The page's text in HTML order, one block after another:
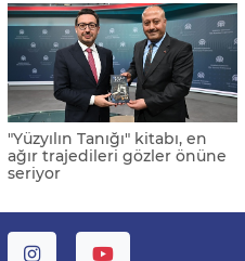
"Yüzyılın Tanığı" kitabı, en
ağır trajedileri gözler önüne
seriyor